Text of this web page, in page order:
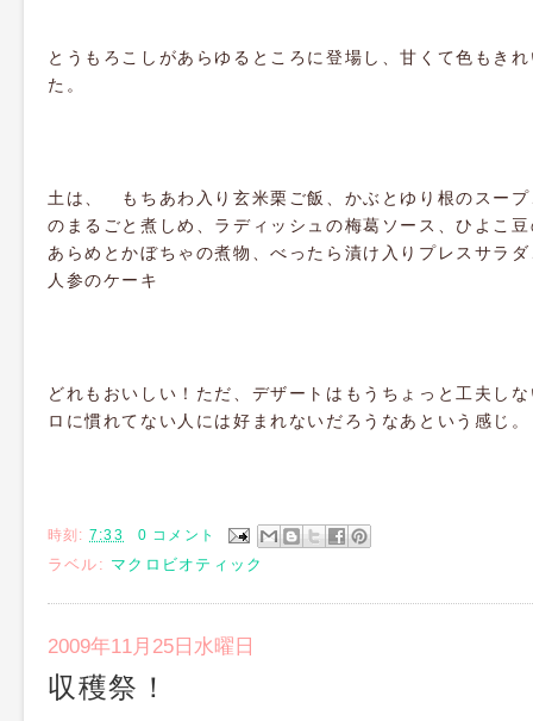
とうもろこしがあらゆるところに登場し、甘くて色もき
た。
土は、 もちあわ入り玄米栗ご飯、かぶとゆり根のスー
のまるごと煮しめ、ラディッシュの梅葛ソース、ひよこ
あらめとかぼちゃの煮物、べったら漬け入りプレスサラ
人参のケーキ
どれもおいしい！ただ、デザートはもうちょっと工夫し
ロに慣れてない人には好まれないだろうなあという感じ。
時刻: 7:33 0 コメント
ラベル: マクロビオティック
2009年11月25日水曜日
収穫祭！